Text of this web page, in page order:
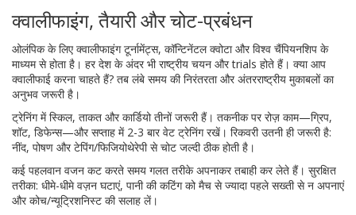
क्वालीफाइंग, तैयारी और चोट-प्रबंधन
ओलंपिक के लिए क्वालीफाइंग टूर्नामेंट्स, कॉन्टिनेंटल क्वोटा और विश्व चैंपियनशिप के
माध्यम से होता है। हर देश के अंदर भी राष्ट्रीय चयन और trials होते हैं। क्या आप
क्वालीफाई करना चाहते हैं? तब लंबे समय की निरंतरता और अंतरराष्ट्रीय मुकाबलों का
अनुभव जरूरी है।
ट्रेनिंग में स्किल, ताकत और कार्डियो तीनों जरूरी हैं। तकनीक पर रोज़ काम—ग्रिप,
शॉट, डिफेन्स—और सप्ताह में 2-3 बार वेट ट्रेनिंग रखें। रिकवरी उतनी ही जरूरी है:
नींद, पोषण और टेपिंग/फिजियोथेरेपी से चोट जल्दी ठीक होती है।
कई पहलवान वजन कट करते समय गलत तरीके अपनाकर तबाही कर लेते हैं। सुरक्षित
तरीका: धीमे-धीमे वज़न घटाएं, पानी की कटिंग को मैच से ज्यादा पहले सख्ती से न अपनाएं
और कोच/न्यूट्रिशनिस्ट की सलाह लें।